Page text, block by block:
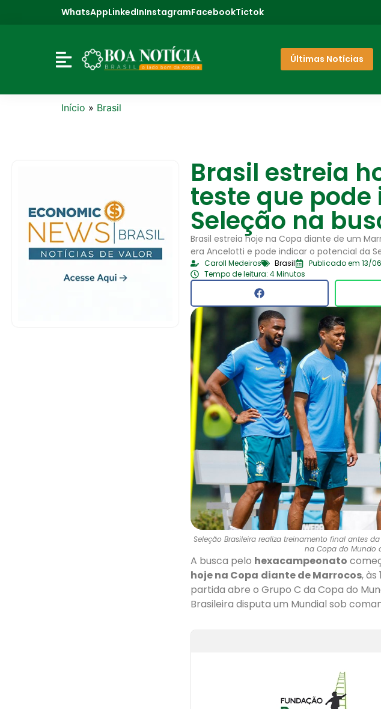
WhatsAppLinkedInInstagramFacebookTictok
Últimas Notícias
Início » Brasil
Brasil estreia
teste que
Seleção na
Brasil estreia hoje na Copa diante de um
era Ancelotti e pode indicar o potencial da
Caroll Medeiros Brasil Publicado em 13/
Tempo de leitura: 4 Minutos
Seleção Brasileira realiza treinamento final antes
na Copa do Mundo
A busca pelo hexacampeonato
hoje na Copa diante de Marrocos, às
partida abre o Grupo C da Copa do
Brasileira disputa um Mundial sob